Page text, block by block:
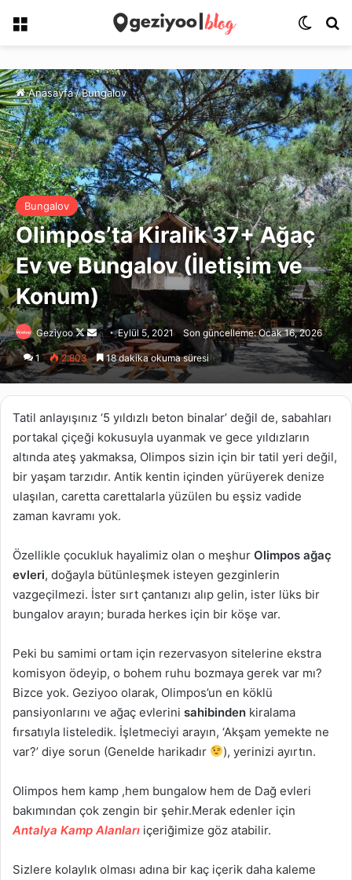
Menü Dış
Anasayfa/Bungalov
Bungalov
Olimpos’ta Kiralık 37+ Ağaç
Ev ve Bungalov (İletişim ve
Konum)
Geziyoo
Follow
on
X
Bir
e-
posta
Eylül 5, 2021 Son güncelleme: Ocak 16, 2026
1 2.803 18 dakika okuma süresi
Tatil anlayışınız ‘5 yıldızlı beton binalar’ değil de, sabahları
portakal çiçeği kokusuyla uyanmak ve gece yıldızların
altında ateş yakmaksa, Olimpos sizin için bir tatil yeri değil,
bir yaşam tarzıdır. Antik kentin içinden yürüyerek denize
ulaşılan, caretta carettalarla yüzülen bu eşsiz vadide
zaman kavramı yok.
Özellikle çocukluk hayalimiz olan o meşhur Olimpos ağaç
evleri, doğayla bütünleşmek isteyen gezginlerin
vazgeçilmezi. İster sırt çantanızı alıp gelin, ister lüks bir
bungalov arayın; burada herkes için bir köşe var.
Peki bu samimi ortam için rezervasyon sitelerine ekstra
komisyon ödeyip, o bohem ruhu bozmaya gerek var mı?
Bizce yok. Geziyoo olarak, Olimpos’un en köklü
pansiyonlarını ve ağaç evlerini sahibinden kiralama
fırsatıyla listeledik. İşletmeciyi arayın, ‘Akşam yemekte ne
var?’ diye sorun (Genelde harikadır
), yerinizi ayırtın.
Olimpos hem kamp ,hem bungalow hem de Dağ evleri
bakımından çok zengin bir şehir.Merak edenler için
Antalya Kamp Alanları içeriğimize göz atabilir.
Sizlere kolaylık olması adına bir kaç içerik daha kaleme